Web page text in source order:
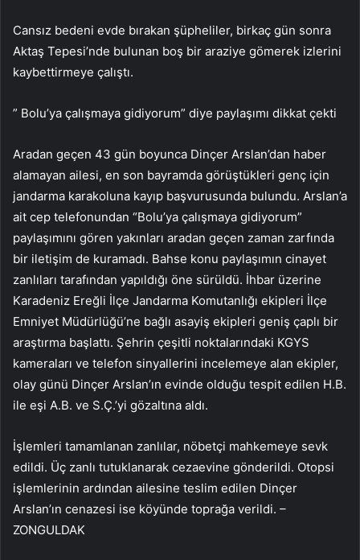
Cansız bedeni evde bırakan şüpheliler, birkaç gün sonra
Aktaş Tepesi’nde bulunan boş bir araziye gömerek izlerini
kaybettirmeye çalıştı.
” Bolu’ya çalışmaya gidiyorum” diye paylaşımı dikkat çekti
Aradan geçen 43 gün boyunca Dinçer Arslan’dan haber
alamayan ailesi, en son bayramda görüştükleri genç için
jandarma karakoluna kayıp başvurusunda bulundu. Arslan’a
ait cep telefonundan “Bolu’ya çalışmaya gidiyorum”
paylaşımını gören yakınları aradan geçen zaman zarfında
bir iletişim de kuramadı. Bahse konu paylaşımın cinayet
zanlıları tarafından yapıldığı öne sürüldü. İhbar üzerine
Karadeniz Ereğli İlçe Jandarma Komutanlığı ekipleri İlçe
Emniyet Müdürlüğü’ne bağlı asayiş ekipleri geniş çaplı bir
araştırma başlattı. Şehrin çeşitli noktalarındaki KGYS
kameraları ve telefon sinyallerini incelemeye alan ekipler,
olay günü Dinçer Arslan’ın evinde olduğu tespit edilen H.B.
ile eşi A.B. ve S.Ç.’yi gözaltına aldı.
İşlemleri tamamlanan zanlılar, nöbetçi mahkemeye sevk
edildi. Üç zanlı tutuklanarak cezaevine gönderildi. Otopsi
işlemlerinin ardından ailesine teslim edilen Dinçer
Arslan’ın cenazesi ise köyünde toprağa verildi. –
ZONGULDAK